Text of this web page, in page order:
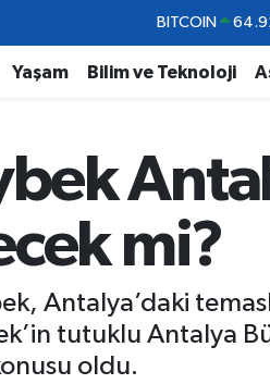
DOLAR
EURO
BİST100
BITCOIN
Yaşam Bilim ve Teknoloji
mi?
Antalya’daki
tutuklu Antalya
oldu.